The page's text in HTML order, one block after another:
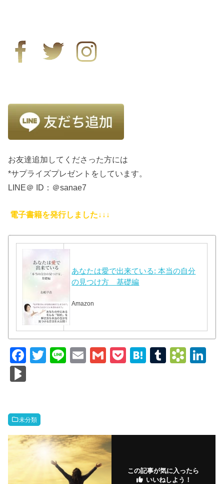
お友達追加してくださった方には
*サプライズプレゼントをしています。
LINE＠ ID：＠sanae7
電子書籍を発行しました↓↓↓
あなたは愛で出来ている: 本当の自分
の見つけ方 基礎編
Amazon
F
b
o
o
k
T
Li
E
G
P
H
T
B
ar
.fr
n
M
ar
ks
未分類
この記事が気に入ったら
いいねしよう！